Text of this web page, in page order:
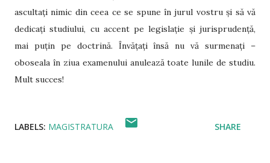
ascultați nimic din ceea ce se spune în jurul vostru și să vă
dedicați studiului, cu accent pe legislație și jurisprudență,
mai puțin pe doctrină. Învățați însă nu vă surmenați –
oboseala în ziua examenului anulează toate lunile de studiu.
Mult succes!
LABELS: MAGISTRATURA SHARE